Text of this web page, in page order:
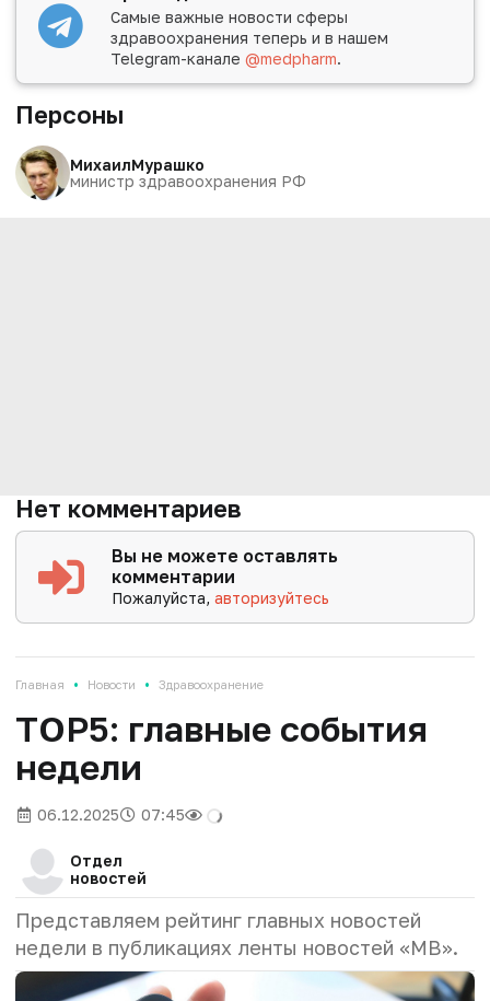
Самые важные новости сферы
здравоохранения теперь и в нашем
Telegram-канале@medpharm.
Персоны
МихаилМурашко
министр здравоохранения РФ
Нет комментариев
Вы не можете оставлять
комментарии
Пожалуйста,авторизуйтесь
Главная • Новости • Здравоохранение
TOP5: главные события
недели
06.12.2025 07:45
Отдел
новостей
Представляем рейтинг главных новостей
недели в публикациях ленты новостей «МВ».